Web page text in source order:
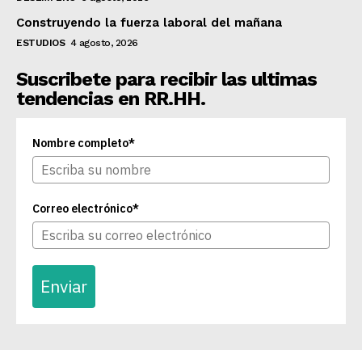
Construyendo la fuerza laboral del mañana
ESTUDIOS 4 agosto, 2026
Suscribete para recibir las ultimas
tendencias en RR.HH.
Nombre completo*
Correo electrónico*
Enviar